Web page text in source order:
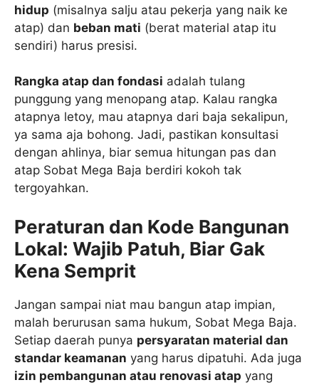
hidup (misalnya salju atau pekerja yang naik ke
atap) dan beban mati (berat material atap itu
sendiri) harus presisi.
Rangka atap dan fondasi adalah tulang
punggung yang menopang atap. Kalau rangka
atapnya letoy, mau atapnya dari baja sekalipun,
ya sama aja bohong. Jadi, pastikan konsultasi
dengan ahlinya, biar semua hitungan pas dan
atap Sobat Mega Baja berdiri kokoh tak
tergoyahkan.
Peraturan dan Kode Bangunan
Lokal: Wajib Patuh, Biar Gak
Kena Semprit
Jangan sampai niat mau bangun atap impian,
malah berurusan sama hukum, Sobat Mega Baja.
Setiap daerah punya persyaratan material dan
standar keamanan yang harus dipatuhi. Ada juga
izin pembangunan atau renovasi atap yang